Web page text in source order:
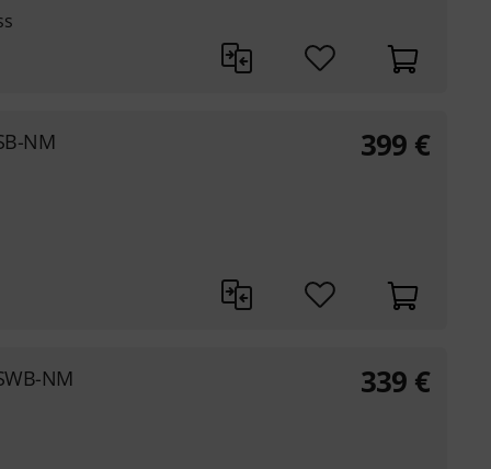
NM 399 €
NM 339 €